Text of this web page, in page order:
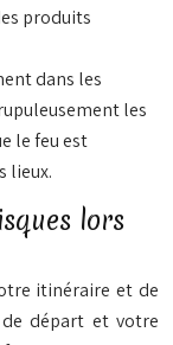
produits
dans les
les
le feu est
lieux.
lors
itinéraire et de
départ et votre